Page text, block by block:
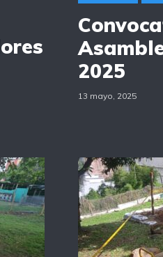
2025
13 mayo, 2025